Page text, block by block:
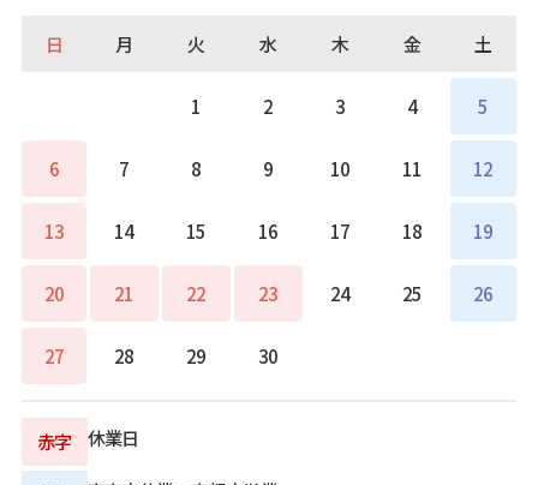
日 月 火 水 木 金 土
1 2 3 4 5
6 7 8 9 10 11 12
13 14 15 16 17 18 19
20 21 22 23 24 25 26
27 28 29 30
赤字 休業日